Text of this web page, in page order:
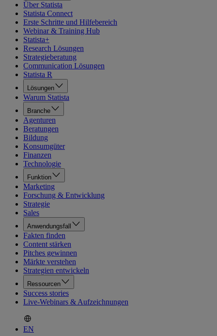
Über Statista
Statista Connect
Erste Schritte und Hilfebereich
Webinar & Training Hub
Statista+
Research Lösungen
Strategieberatung
Communication Lösungen
Statista R
Lösungen
Warum Statista
Branche
Agenturen
Beratungen
Bildung
Konsumgüter
Finanzen
Technologie
Funktion
Marketing
Forschung & Entwicklung
Strategie
Sales
Anwendungsfall
Fakten finden
Content stärken
Pitches gewinnen
Märkte verstehen
Strategien entwickeln
Ressourcen
Success stories
Live-Webinars & Aufzeichnungen
EN